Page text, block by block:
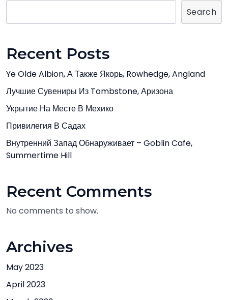
Search
Recent Posts
Ye Olde Albion, А Также Якорь, Rowhedge, Angland
Лучшие Сувениры Из Tombstone, Аризона
Укрытие На Месте В Мехико
Привилегия В Садах
Внутренний Запад Обнаруживает – Goblin Cafe,
Summertime Hill
Recent Comments
No comments to show.
Archives
May 2023
April 2023